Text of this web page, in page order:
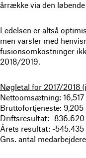
årrække via den
Ledelsen er altså
men varsler med
fusionsomkostninger
2018/2019.
Nøgletal for 2017/2018
Nettoomsætning: 16,517
Bruttofortjeneste: 9,205
Driftsresultat: -836.620
Årets resultat: -
Gns. antal